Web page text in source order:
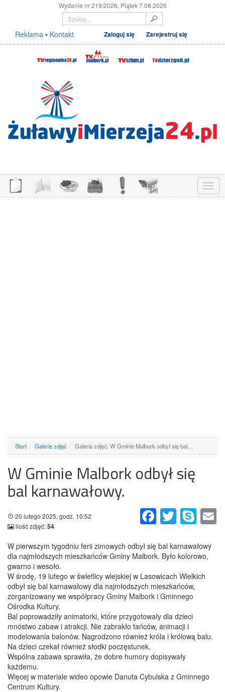
Wydanie nr 219/2026, Piątek 7.08.2026
Reklama • Kontakt Zaloguj się Zarejestruj się
Menu
Start Galerie zdjęć Galeria zdjęć: W Gminie Malbork odbył się bal…
W Gminie Malbork odbył się
bal karnawałowy.
FacebookTwitter Skype
20 lutego 2025, godz. 10:52
ilość zdjęć:54
W pierwszym tygodniu ferii zimowych odbył się bal karnawałowy
dla najmłodszych mieszkańców Gminy Malbork. Było kolorowo,
gwarno i wesoło.
W środę, 19 lutego w świetlicy wiejskiej w Lasowicach Wielkich
odbył się bal karnawałowy dla najmłodszych mieszkańców,
zorganizowany we współpracy Gminy Malbork i Gminnego
Ośrodka Kultury.
Bal poprowadziły animatorki, które przygotowały dla dzieci
mnóstwo zabaw i atrakcji. Nie zabrakło tańców, animacji i
modelowania balonów. Nagrodzono również króla i królową balu.
Na dzieci czekał również słodki poczęstunek.
Wspólna zabawa sprawiła, że dobre humory dopisywały
każdemu.
Więcej w materiale wideo opowie Danuta Cybulska z Gminnego
Centrum Kultury.